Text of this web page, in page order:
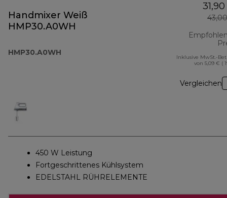
Handmixer Weiß
HMP30.A0WH
HMP30.A0WH
Inklusive MwSt.-
von 5,09 € (
Vergleichen
450 W Leistung
Fortgeschrittenes Kühlsystem
EDELSTAHL RÜHRELEMENTE